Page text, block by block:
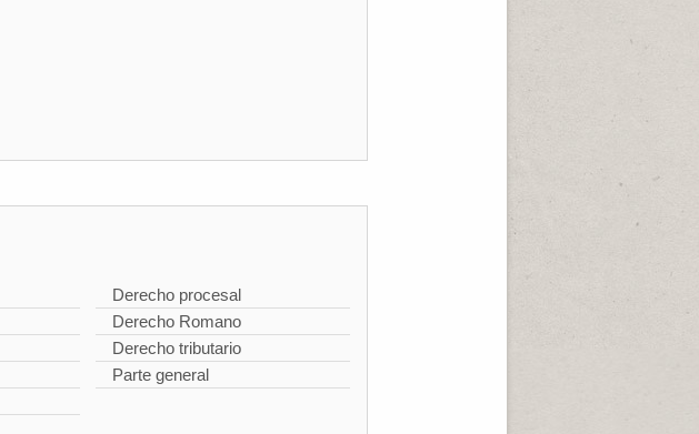
Derecho procesal
Derecho Romano
Derecho tributario
Parte general